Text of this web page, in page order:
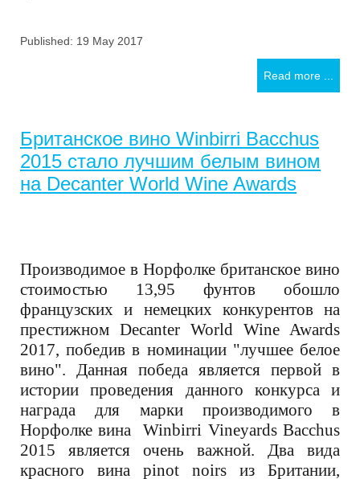
Published: 19 May 2017
Read more ...
Британское вино Winbirri Bacchus
2015 стало лучшим белым вином
на Decanter World Wine Awards
Производимое в Норфолке британское вино
стоимостью 13,95 фунтов обошло
французских и немецких конкурентов на
престижном Decanter World Wine Awards
2017, победив в номинации "лучшее белое
вино". Данная победа является первой в
истории проведения данного конкурса и
награда для марки производимого в
Норфолке вина Winbirri Vineyards Bacchus
2015 является очень важной. Два вида
красного вина pinot noirs из Британии,